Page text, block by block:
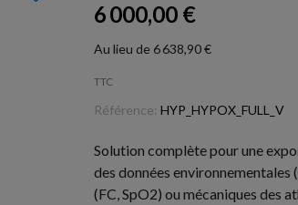
6 000,00 €
Au lieu de 6 638,90 €
TTC
Référence: HYP_HYPOX_FULL_V
Solution complète pour une
des données
(FC, SpO2) ou mécaniques des